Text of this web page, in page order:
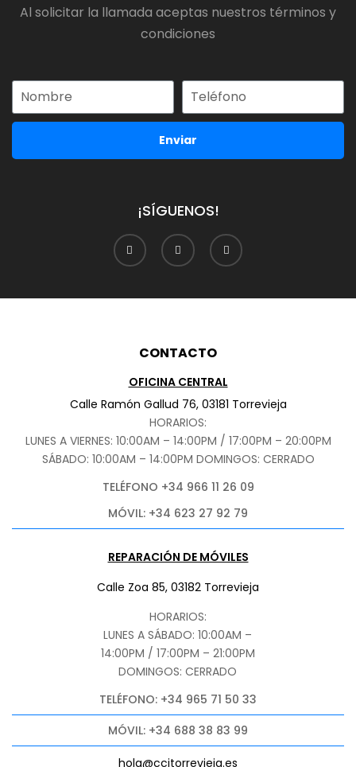
Al solicitar la llamada aceptas nuestros términos y
condiciones
Enviar
¡SÍGUENOS!
CONTACTO
OFICINA CENTRAL
Calle Ramón Gallud 76, 03181 Torrevieja
HORARIOS:
LUNES A VIERNES: 10:00AM – 14:00PM / 17:00PM – 20:00PM
SÁBADO: 10:00AM – 14:00PM DOMINGOS: CERRADO
TELÉFONO +34 966 11 26 09
MÓVIL: +34 623 27 92 79
REPARACIÓN DE MÓVILES
Calle Zoa 85, 03182 Torrevieja
HORARIOS:
LUNES A SÁBADO: 10:00AM –
14:00PM / 17:00PM – 21:00PM
DOMINGOS: CERRADO
TELÉFONO: +34 965 71 50 33
MÓVIL: +34 688 38 83 99
hola@ccitorrevieja.es